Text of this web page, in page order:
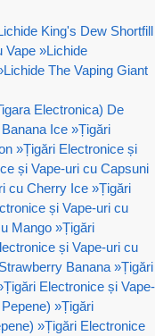
King's Dew Shortfill
Vape »Lichide
Lichide The Vaping Giant
Electronica) De
Ice »Țigări
»Țigări Electronice și
și Vape-uri cu Capsuni
cu Cherry Ice »Țigări
și Vape-uri cu
Mango »Țigări
și Vape-uri cu
Banana »Țigări
Țigări Electronice și Vape-
»Țigări
»Țigări Electronice